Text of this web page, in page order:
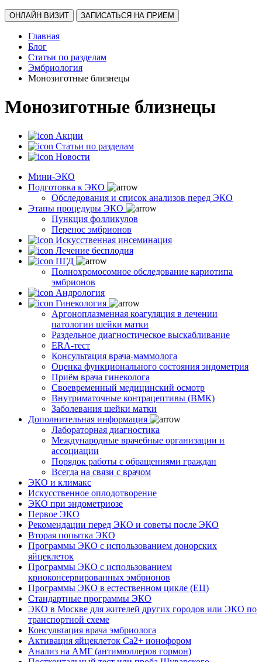
ОНЛАЙН ВИЗИТ ЗАПИСАТЬСЯ НА ПРИЕМ
Главная
Блог
Статьи по разделам
Эмбриология
Монозиготные близнецы
Монозиготные близнецы
Акции
Статьи по разделам
Новости
Мини-ЭКО
Подготовка к ЭКО
Обследования и список анализов перед ЭКО
Этапы процедуры ЭКО
Пункция фолликулов
Перенос эмбрионов
Искусственная инсеминация
Лечение бесплодия
ПГД
Полнохромосомное обследование кариотипа
эмбрионов
Андрология
Гинекология
Аргоноплазменная коагуляция в лечении
патологии шейки матки
Раздельное диагностическое выскабливание
ERA-тест
Консультация врача-маммолога
Оценка функционального состояния эндометрия
Приём врача гинеколога
Своевременный медицинский осмотр
Внутриматочные контрацептивы (ВМК)
Заболевания шейки матки
Дополнительная информация
Лабораторная диагностика
Международные врачебные организации и
ассоциации
Порядок работы с обращениями граждан
Всегда на связи с врачом
ЭКО и климакс
Искусственное оплодотворение
ЭКО при эндометриозе
Первое ЭКО
Рекомендации перед ЭКО и советы после ЭКО
Вторая попытка ЭКО
Программы ЭКО с использованием донорских
яйцеклеток
Программы ЭКО с использованием
криоконсервированных эмбрионов
Программы ЭКО в естественном цикле (ЕЦ)
Стандартные программы ЭКО
ЭКО в Москве для жителей других городов или ЭКО по
транспортной схеме
Консультация врача эмбриолога
Активация яйцеклеток Са2+ ионофором
Анализ на АМГ (антимюллеров гормон)